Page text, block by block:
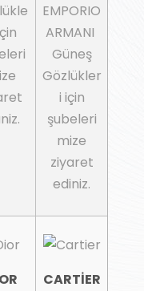
EMPORIO
ARMANI
Güneş
Gözlükler
i için
şubeleri
mize
ziyaret
ediniz.
CARTİER